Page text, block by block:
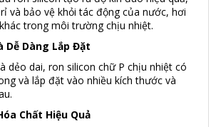
và bảo vệ khỏi tác động của nước, hơi
trong môi trường chịu nhiệt.
Dễ Dàng Lắp Đặt
dẻo dai, ron silicon chữ P chịu nhiệt có
và lắp đặt vào nhiều kích thước và
Chất Hiệu Quả